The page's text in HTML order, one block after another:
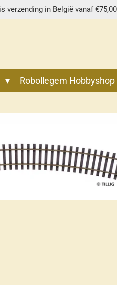
verzending in België vanaf €75,00
Robollegem Hobbyshop